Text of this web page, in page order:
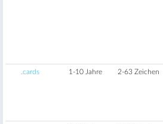
.cards 1-10 Jahre 2-63 Zeichen